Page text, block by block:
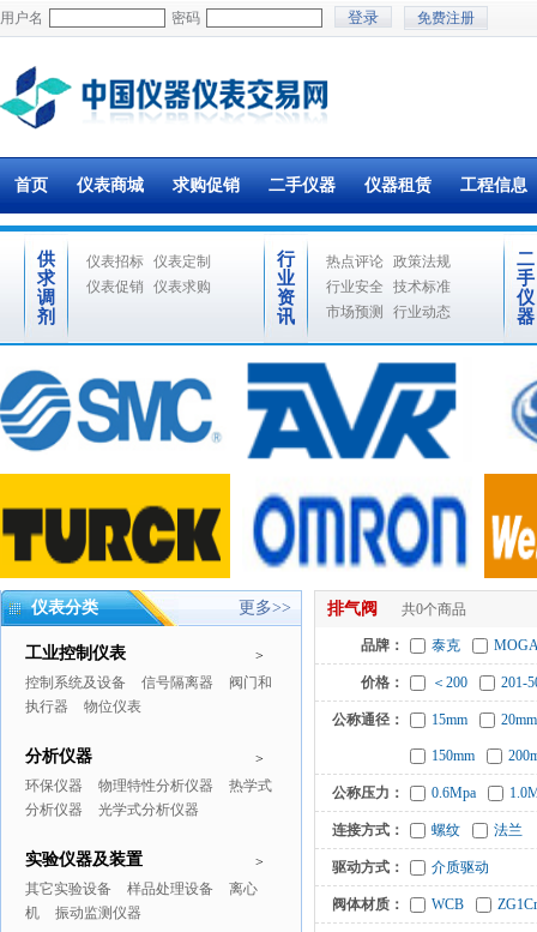
用户名 密码 免费注册
首页 仪表商城 求购促销 二手仪器 仪器租赁 工程信息
供
求
调
剂
仪表招标 仪表定制
仪表促销
仪表求购
行
业
资
讯
热点评论 政策法规
行业安全
技术标准
市场预测
行业动态
二
手
仪
器
仪表分类 更多>>
>
工业控制仪表
控制系统及设备 信号隔离器
阀门和
执行器
物位仪表
>
分析仪器
环保仪器 物理特性分析仪器
热学式
分析仪器
光学式分析仪器
>
实验仪器及装置
其它实验设备 样品处理设备
离心
机
振动监测仪器
排气阀 共0个商品
品牌： 泰克
价格： ＜200 201-
公称通径： 15mm 20mm
150mm
公称压力： 0.6Mpa
连接方式： 螺纹 法兰
驱动方式： 介质驱动
阀体材质： WCB